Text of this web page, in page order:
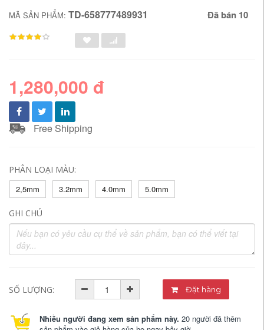
MÃ SẢN PHẨM: TD-658777489931 Đã bán 10
1,280,000 đ
Free Shipping
PHÂN LOẠI MÀU:
2,5mm
3.2mm 4.0mm 5.0mm
GHI CHÚ
SỐ LƯỢNG: Đặt hàng
Nhiều người đang xem sản phẩm này. 20 người đã thêm